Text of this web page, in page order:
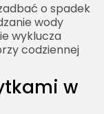
o spadek
wody
wyklucza
codziennej
w